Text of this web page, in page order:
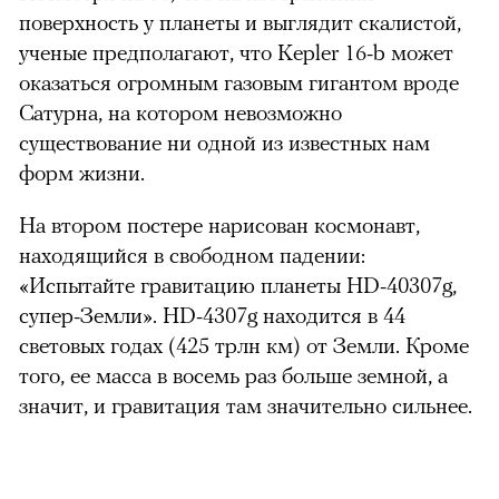
поверхность у планеты и выглядит скалистой,
ученые предполагают, что Kepler 16-b может
оказаться огромным газовым гигантом вроде
Сатурна, на котором невозможно
существование ни одной из известных нам
форм жизни.
На втором постере нарисован космонавт,
находящийся в свободном падении:
«Испытайте гравитацию планеты HD-40307g,
супер-Земли». HD-4307g находится в 44
световых годах (425 трлн км) от Земли. Кроме
того, ее масса в восемь раз больше земной, а
значит, и гравитация там значительно сильнее.